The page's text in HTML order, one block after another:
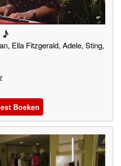
♪
Ella Fitzgerald, Adele, Sting,
Boeken